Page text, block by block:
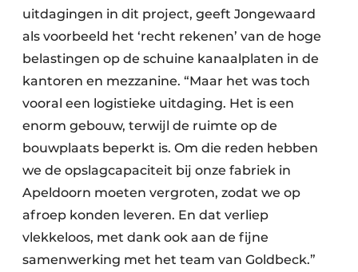
uitdagingen in dit project, geeft Jongewaard
als voorbeeld het ‘recht rekenen’ van de hoge
belastingen op de schuine kanaalplaten in de
kantoren en mezzanine. “Maar het was toch
vooral een logistieke uitdaging. Het is een
enorm gebouw, terwijl de ruimte op de
bouwplaats beperkt is. Om die reden hebben
we de opslagcapaciteit bij onze fabriek in
Apeldoorn moeten vergroten, zodat we op
afroep konden leveren. En dat verliep
vlekkeloos, met dank ook aan de fijne
samenwerking met het team van Goldbeck.”